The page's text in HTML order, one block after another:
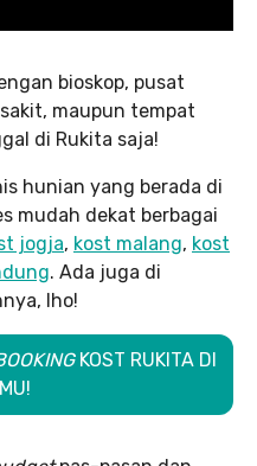
bioskop, pusat
maupun tempat
di Rukita saja!
hunian yang berada di
mudah dekat berbagai
jogja, kost malang, kost
. Ada juga di
lho!
KOST RUKITA DI